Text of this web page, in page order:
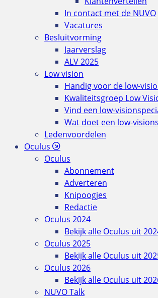
In contact met de NUVO
Vacatures
Besluitvorming
Jaarverslag
ALV 2025
Low vision
Handig voor de low-
Kwaliteitsgroep Low
Vind een low-
Wat doet een low-
Ledenvoordelen
Oculus
Oculus
Abonnement
Adverteren
Knipoogjes
Redactie
Oculus 2024
Bekijk alle Oculus uit
Oculus 2025
Bekijk alle Oculus uit
Oculus 2026
Bekijk alle Oculus uit
NUVO Talk